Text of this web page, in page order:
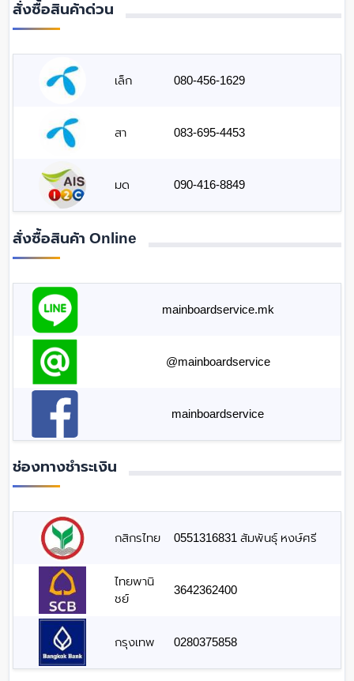
สั่งซื้อสินค้าด่วน
เล็ก 080-456-1629
สา 083-695-4453
มด 090-416-8849
สั่งซื้อสินค้า Online
mainboardservice.mk
@mainboardservice
mainboardservice
ช่องทางชำระเงิน
กสิกรไทย 0551316831 สัมพันธุ์ หงษ์ศรี
ไทยพานิ
ชย์
3642362400
กรุงเทพ 0280375858